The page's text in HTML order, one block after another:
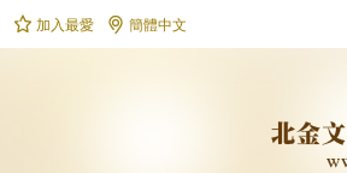
 加入最愛  簡體中文